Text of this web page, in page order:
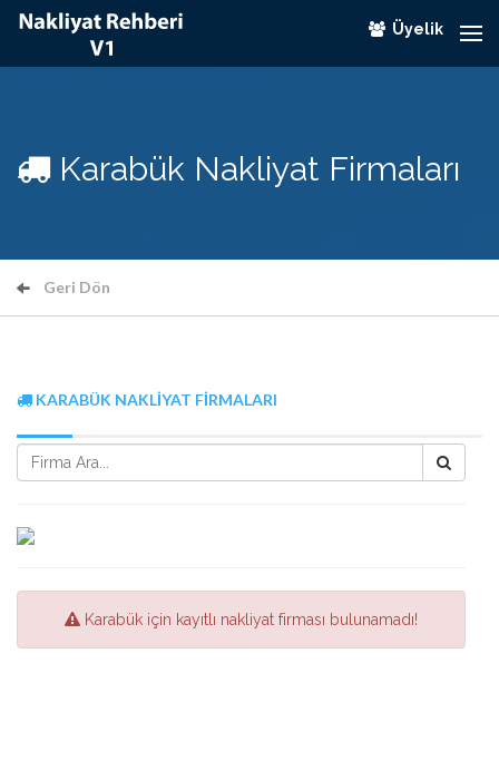
Üyelik
Karabük Nakliyat Firmaları
Geri Dön
KARABÜK NAKLIYAT FIRMALARI
Karabük için kayıtlı nakliyat firması bulunamadı!